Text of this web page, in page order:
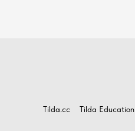
Tilda.cc Tilda Education